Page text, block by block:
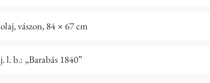
olaj, vászon, 84 × 67 cm
j. l. b.: „Barabás 1840”